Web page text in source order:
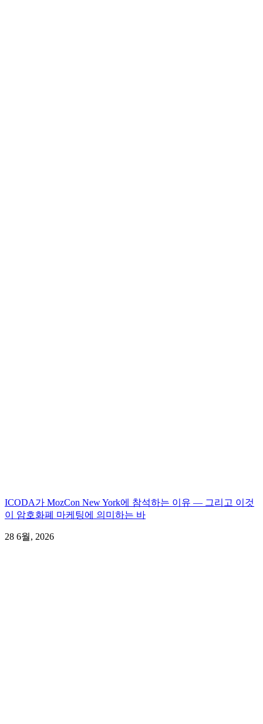
ICODA가 MozCon New York에 참석하는 이유 — 그리고 이것
이 암호화폐 마케팅에 의미하는 바
28 6월, 2026